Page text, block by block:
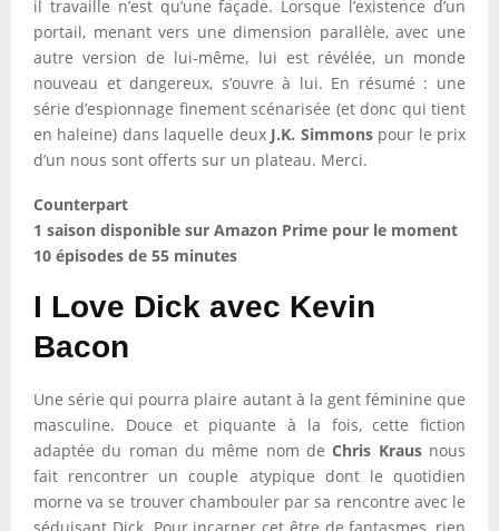
il travaille n’est qu’une façade. Lorsque l’existence d’un
portail, menant vers une dimension parallèle, avec une
autre version de lui-même, lui est révélée, un monde
nouveau et dangereux, s’ouvre à lui. En résumé : une
série d’espionnage finement scénarisée (et donc qui tient
en haleine) dans laquelle deux J.K. Simmonspour le prix
d’un nous sont offerts sur un plateau. Merci.
Counterpart
1 saison disponible sur Amazon Prime pour le moment
10 épisodes de 55 minutes
I Love Dick avec Kevin
Bacon
Une série qui pourra plaire autant à la gent féminine que
masculine. Douce et piquante à la fois, cette fiction
adaptée du roman du même nom deChris Krausnous
fait rencontrer un couple atypique dont le quotidien
morne va se trouver chambouler par sa rencontre avec le